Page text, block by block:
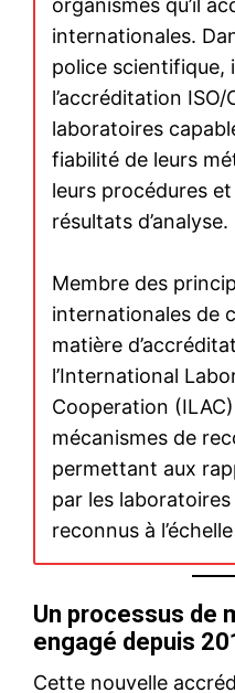
missiles sur des bases
américaines au Qatar et en
23 June 2025
In "Moyen-Orient"